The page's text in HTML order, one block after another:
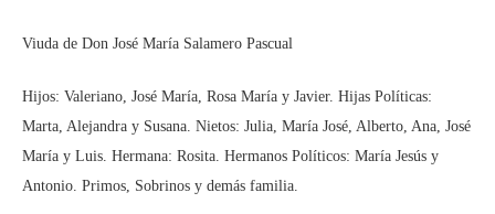
Viuda de Don José María Salamero Pascual
Hijos: Valeriano, José María, Rosa María y Javier. Hijas Políticas:
Marta, Alejandra y Susana. Nietos: Julia, María José, Alberto, Ana, José
María y Luis. Hermana: Rosita. Hermanos Políticos: María Jesús y
Antonio. Primos, Sobrinos y demás familia.